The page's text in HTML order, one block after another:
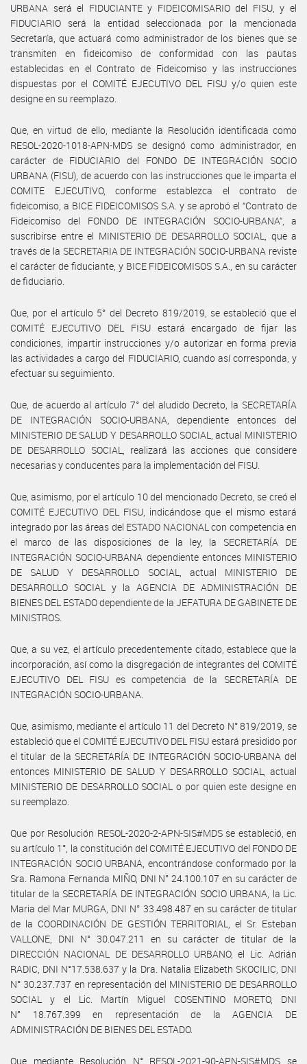
URBANA será el FIDUCIANTE y FIDEICOMISARIO del FISU, y el
FIDUCIARIO será la entidad seleccionada por la mencionada
Secretaría, que actuará como administrador de los bienes que se
transmiten en fideicomiso de conformidad con las pautas
establecidas en el Contrato de Fideicomiso y las instrucciones
dispuestas por el COMITÉ EJECUTIVO DEL FISU y/o quien este
designe en su reemplazo.
Que, en virtud de ello, mediante la Resolución identificada como
RESOL-2020-1018-APN-MDS se designó como administrador, en
carácter de FIDUCIARIO del FONDO DE INTEGRACIÓN SOCIO
URBANA (FISU), de acuerdo con las instrucciones que le imparta el
COMITE EJECUTIVO, conforme establezca el contrato de
fideicomiso, a BICE FIDEICOMISOS S.A. y se aprobó el “Contrato de
Fideicomiso del FONDO DE INTEGRACIÓN SOCIO-URBANA”, a
suscribirse entre el MINISTERIO DE DESARROLLO SOCIAL, que a
través de la SECRETARIA DE INTEGRACIÓN SOCIO-URBANA reviste
el carácter de fiduciante, y BICE FIDEICOMISOS S.A., en su carácter
de fiduciario.
Que, por el artículo 5° del Decreto 819/2019, se estableció que el
COMITÉ EJECUTIVO DEL FISU estará encargado de fijar las
condiciones, impartir instrucciones y/o autorizar en forma previa
las actividades a cargo del FIDUCIARIO, cuando así corresponda, y
efectuar su seguimiento.
Que, de acuerdo al artículo 7° del aludido Decreto, la SECRETARÍA
DE INTEGRACIÓN SOCIO-URBANA, dependiente entonces del
MINISTERIO DE SALUD Y DESARROLLO SOCIAL, actual MINISTERIO
DE DESARROLLO SOCIAL, realizará las acciones que considere
necesarias y conducentes para la implementación del FISU.
Que, asimismo, por el artículo 10 del mencionado Decreto, se creó el
COMITÉ EJECUTIVO DEL FISU, indicándose que el mismo estará
integrado por las áreas del ESTADO NACIONAL con competencia en
el marco de las disposiciones de la ley, la SECRETARÍA DE
INTEGRACIÓN SOCIO-URBANA dependiente entonces MINISTERIO
DE SALUD Y DESARROLLO SOCIAL, actual MINISTERIO DE
DESARROLLO SOCIAL y la AGENCIA DE ADMINISTRACIÓN DE
BIENES DEL ESTADO dependiente de la JEFATURA DE GABINETE DE
MINISTROS.
Que, a su vez, el artículo precedentemente citado, establece que la
incorporación, así como la disgregación de integrantes del COMITÉ
EJECUTIVO DEL FISU es competencia de la SECRETARÍA DE
INTEGRACIÓN SOCIO-URBANA.
Que, asimismo, mediante el artículo 11 del Decreto N° 819/2019, se
estableció que el COMITÉ EJECUTIVO DEL FISU estará presidido por
el titular de la SECRETARÍA DE INTEGRACIÓN SOCIO-URBANA del
entonces MINISTERIO DE SALUD Y DESARROLLO SOCIAL, actual
MINISTERIO DE DESARROLLO SOCIAL o por quien este designe en
su reemplazo.
Que por Resolución RESOL-2020-2-APN-SIS#MDS se estableció, en
su artículo 1°, la constitución del COMITÉ EJECUTIVO del FONDO DE
INTEGRACIÓN SOCIO URBANA, encontrándose conformado por la
Sra. Ramona Fernanda MIÑO, DNI N° 24.100.107 en su carácter de
titular de la SECRETARÍA DE INTEGRACIÓN SOCIO URBANA, la Lic.
Maria del Mar MURGA, DNI N° 33.498.487 en su carácter de titular
de la COORDINACIÓN DE GESTIÓN TERRITORIAL, el Sr. Esteban
VALLONE, DNI N° 30.047.211 en su carácter de titular de la
DIRECCIÓN NACIONAL DE DESARROLLO URBANO, el Lic. Adrián
RADIC, DNI N°17.538.637 y la Dra. Natalia Elizabeth SKOCILIC, DNI
N° 30.237.737 en representación del MINISTERIO DE DESARROLLO
SOCIAL y el Lic. Martín Miguel COSENTINO MORETO, DNI
N° 18.767.399 en representación de la AGENCIA DE
ADMINISTRACIÓN DE BIENES DEL ESTADO.
Que mediante Resolución N° RESOL-2021-90-APN-SIS#MDS se